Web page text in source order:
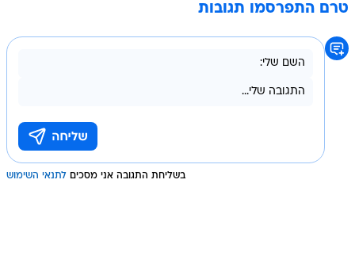
טרם התפרסמו תגובות
בשליחת התגובה אני מסכים לתנאי השימוש